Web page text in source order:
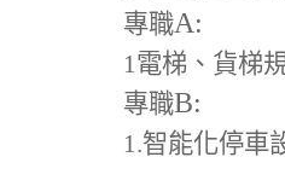
專職A:
1電梯、貨梯
專職B:
1.智能化停車